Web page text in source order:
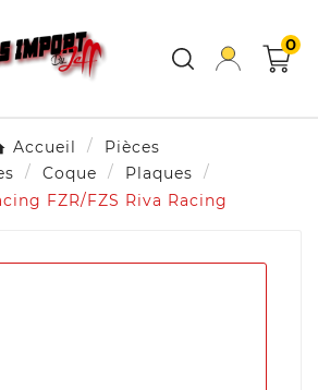
0
Accueil
Pièces
Coque
Plaques
FZR/FZS Riva Racing